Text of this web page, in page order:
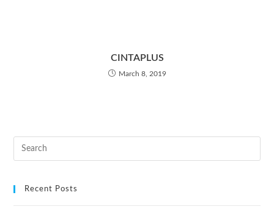
CINTAPLUS
March 8, 2019
Recent Posts